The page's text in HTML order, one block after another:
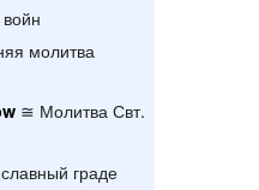
молитва
≅ Молитва Свт.
граде